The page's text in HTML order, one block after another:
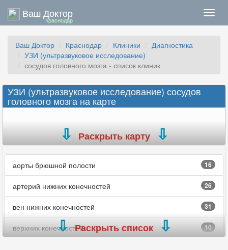
Ваш Доктор
Краснодар
Ваш Доктор Краснодар Клиники
Диагностика
УЗИ (ультразвуковое исследование)
сосудов головного мозга - список клиник
УЗИ (ультразвуковое исследование) сосудов
головного мозга на карте
Раскрыть карту
аорты брюшной полости 16
артерий нижних конечностей 26
вен нижних конечностей 31
верхних конечностей 10
Раскрыть список